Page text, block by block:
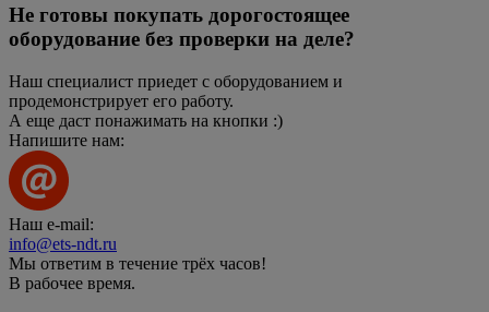
Не готовы покупать дорогостоящее
оборудование без проверки на деле?
Наш специалист приедет с оборудованием и
продемонстрирует его работу.
А еще даст понажимать на кнопки :)
Напишите нам:
Наш e-mail:
info@ets-ndt.ru
Мы ответим в течение трёх часов!
В рабочее время.